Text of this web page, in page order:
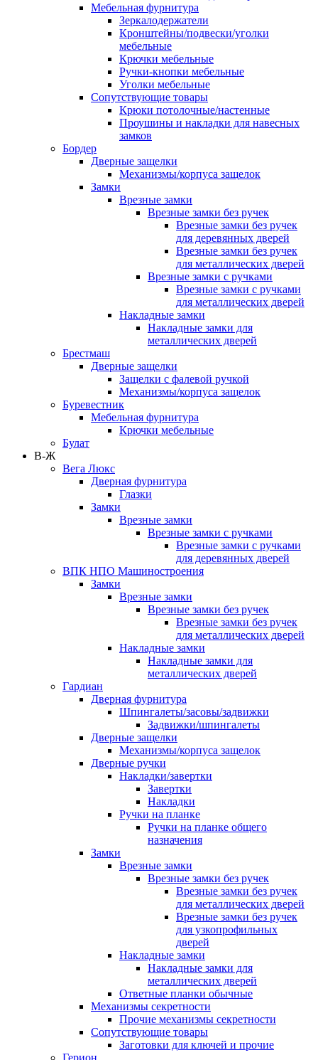
Мебельная фурнитура
Зеркалодержатели
Кронштейны/подвески/уголки
мебельные
Крючки мебельные
Ручки-кнопки мебельные
Уголки мебельные
Сопутствующие товары
Крюки потолочные/настенные
Проушины и накладки для навесных
замков
Бордер
Дверные защелки
Механизмы/корпуса защелок
Замки
Врезные замки
Врезные замки без ручек
Врезные замки без ручек
для деревянных дверей
Врезные замки без ручек
для металлических дверей
Врезные замки с ручками
Врезные замки с ручками
для металлических дверей
Накладные замки
Накладные замки для
металлических дверей
Брестмаш
Дверные защелки
Защелки с фалевой ручкой
Механизмы/корпуса защелок
Буревестник
Мебельная фурнитура
Крючки мебельные
Булат
В-Ж
Вега Люкс
Дверная фурнитура
Глазки
Замки
Врезные замки
Врезные замки с ручками
Врезные замки с ручками
для деревянных дверей
ВПК НПО Машиностроения
Замки
Врезные замки
Врезные замки без ручек
Врезные замки без ручек
для металлических дверей
Накладные замки
Накладные замки для
металлических дверей
Гардиан
Дверная фурнитура
Шпингалеты/засовы/задвижки
Задвижки/шпингалеты
Дверные защелки
Механизмы/корпуса защелок
Дверные ручки
Накладки/завертки
Завертки
Накладки
Ручки на планке
Ручки на планке общего
назначения
Замки
Врезные замки
Врезные замки без ручек
Врезные замки без ручек
для металлических дверей
Врезные замки без ручек
для узкопрофильных
дверей
Накладные замки
Накладные замки для
металлических дверей
Ответные планки обычные
Механизмы секретности
Прочие механизмы секретности
Сопутствующие товары
Заготовки для ключей и прочие